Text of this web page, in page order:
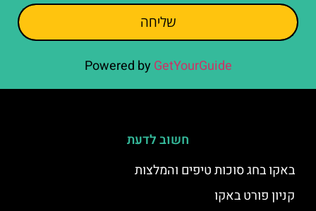
שליחה
Powered by GetYourGuide
חשוב לדעת
באקו בחג סוכות טיפים והמלצות
קניון פורט באקו